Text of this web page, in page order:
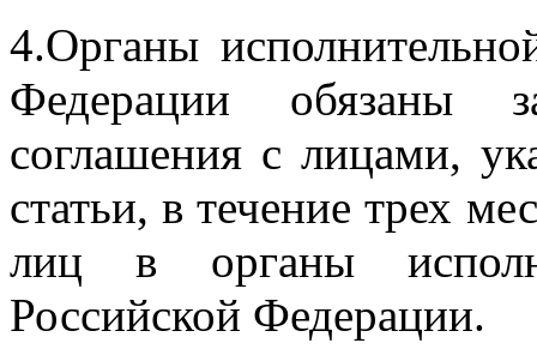
4.Органы
Федерации обязаны
соглашения с лицами,
статьи, в течение трех
лиц в органы
Российской Федерации.